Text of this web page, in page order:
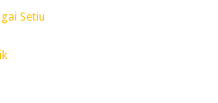
Setiu